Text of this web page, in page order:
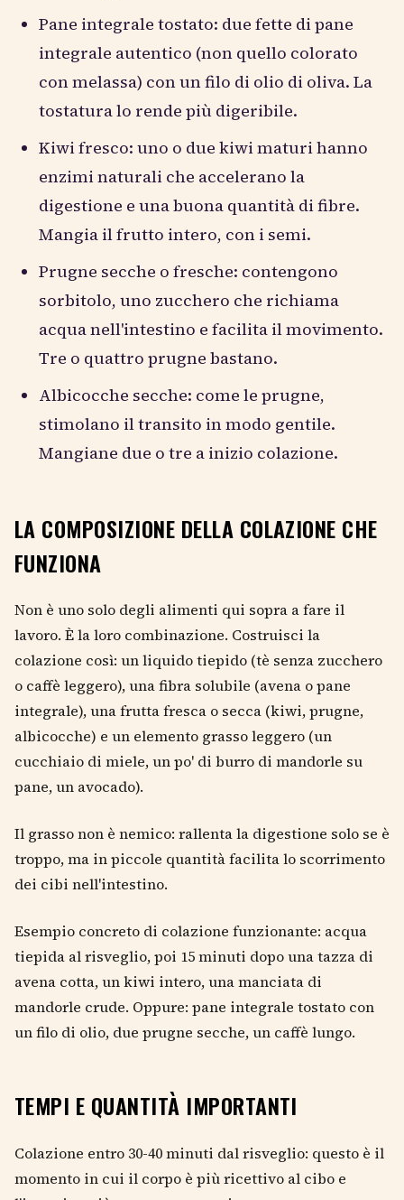
Pane integrale tostato: due fette di pane
integrale autentico (non quello colorato
con melassa) con un filo di olio di oliva. La
tostatura lo rende più digeribile.
Kiwi fresco: uno o due kiwi maturi hanno
enzimi naturali che accelerano la
digestione e una buona quantità di fibre.
Mangia il frutto intero, con i semi.
Prugne secche o fresche: contengono
sorbitolo, uno zucchero che richiama
acqua nell'intestino e facilita il movimento.
Tre o quattro prugne bastano.
Albicocche secche: come le prugne,
stimolano il transito in modo gentile.
Mangiane due o tre a inizio colazione.
LA COMPOSIZIONE DELLA COLAZIONE CHE
FUNZIONA
Non è uno solo degli alimenti qui sopra a fare il
lavoro. È la loro combinazione. Costruisci la
colazione così: un liquido tiepido (tè senza zucchero
o caffè leggero), una fibra solubile (avena o pane
integrale), una frutta fresca o secca (kiwi, prugne,
albicocche) e un elemento grasso leggero (un
cucchiaio di miele, un po' di burro di mandorle su
pane, un avocado).
Il grasso non è nemico: rallenta la digestione solo se è
troppo, ma in piccole quantità facilita lo scorrimento
dei cibi nell'intestino.
Esempio concreto di colazione funzionante: acqua
tiepida al risveglio, poi 15 minuti dopo una tazza di
avena cotta, un kiwi intero, una manciata di
mandorle crude. Oppure: pane integrale tostato con
un filo di olio, due prugne secche, un caffè lungo.
TEMPI E QUANTITÀ IMPORTANTI
Colazione entro 30-40 minuti dal risveglio: questo è il
momento in cui il corpo è più ricettivo al cibo e